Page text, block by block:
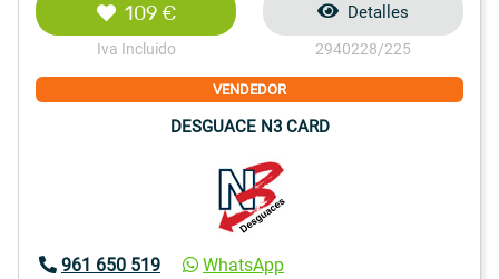
109 €
Iva Incluido
Detalles
2940228/225
VENDEDOR
DESGUACE N3 CARD
961 650 519
WhatsApp